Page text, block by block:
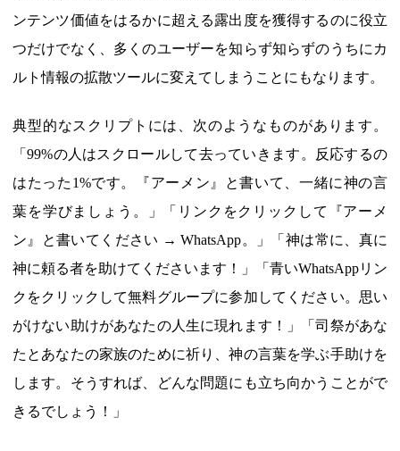
ンテンツ価値をはるかに超える露出度を獲得するのに役立
つだけでなく、多くのユーザーを知らず知らずのうちにカ
ルト情報の拡散ツールに変えてしまうことにもなります。
典型的なスクリプトには、次のようなものがあります。
「99%の人はスクロールして去っていきます。反応するの
はたった1%です。『アーメン』と書いて、一緒に神の言
葉を学びましょう。」「リンクをクリックして『アーメ
ン』と書いてください → WhatsApp。」「神は常に、真に
神に頼る者を助けてくださいます！」「青いWhatsAppリン
クをクリックして無料グループに参加してください。思い
がけない助けがあなたの人生に現れます！」「司祭があな
たとあなたの家族のために祈り、神の言葉を学ぶ手助けを
します。そうすれば、どんな問題にも立ち向かうことがで
きるでしょう！」